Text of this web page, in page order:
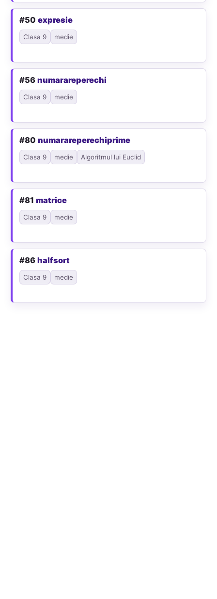
#50expresie
Clasa 9 medie
#56numarareperechi
Clasa 9 medie
#80numarareperechiprime
Clasa 9 medie Algoritmul lui Euclid
#81matrice
Clasa 9 medie
#86halfsort
Clasa 9 medie